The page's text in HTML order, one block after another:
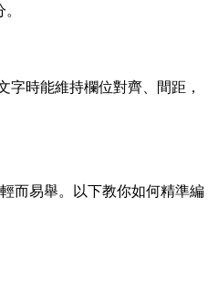
字時能維持欄位對齊、間距，
而易舉。以下教你如何精準編